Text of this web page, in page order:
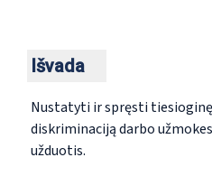
Išvada
Nustatyti ir spręsti
diskriminaciją darbo
užduotis.